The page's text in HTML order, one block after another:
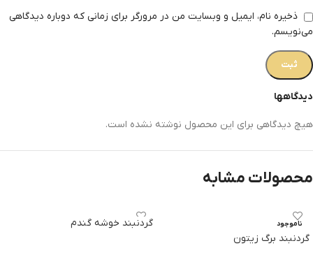
دیدگاهها
هیچ دیدگاهی برای این محصول نوشته نشده است.
ذخیره نام، ایمیل و وبسایت من در مرورگر برای زمانی که دوباره دیدگاهی
می‌نویسم.
محصولات مشابه
ناموجود
گردنبند برگ زیتون
گردنبند خوشه گندم